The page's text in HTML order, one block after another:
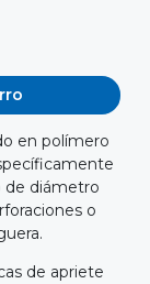
en polímero
de diámetro
o
de apriete